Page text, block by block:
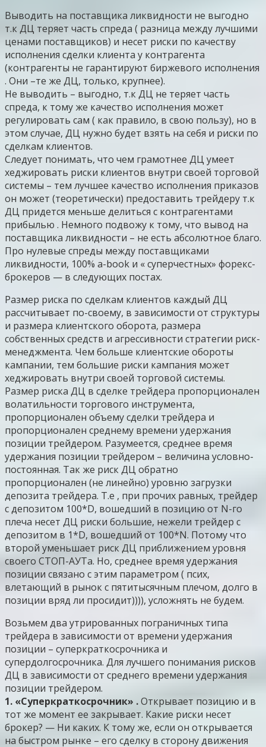
Выводить на поставщика ликвидности не выгодно
т.к ДЦ теряет часть спреда ( разница между лучшими
ценами поставщиков) и несет риски по качеству
исполнения сделки клиента у контрагента
(контрагенты не гарантируют биржевого исполнения
. Они –те же ДЦ, только, крупнее).
Не выводить – выгодно, т.к ДЦ не теряет часть
спреда, к тому же качество исполнения может
регулировать сам ( как правило, в свою пользу), но в
этом случае, ДЦ нужно будет взять на себя и риски по
сделкам клиентов.
Следует понимать, что чем грамотнее ДЦ умеет
хеджировать риски клиентов внутри своей торговой
системы – тем лучшее качество исполнения приказов
он может (теоретически) предоставить трейдеру т.к
ДЦ придется меньше делиться с контрагентами
прибылью . Немного подвожу к тому, что вывод на
поставщика ликвидности – не есть абсолютное благо.
Про нулевые спреды между поставщиками
ликвидности, 100% a-book и « суперчестных» форекс-
брокеров — в следующих постах.
Размер риска по сделкам клиентов каждый ДЦ
рассчитывает по-своему, в зависимости от структуры
и размера клиентского оборота, размера
собственных средств и агрессивности стратегии риск-
менеджмента. Чем больше клиентские обороты
кампании, тем большие риски кампания может
хеджировать внутри своей торговой системы.
Размер риска ДЦ в сделке трейдера пропорционален
волатильности торгового инструмента,
пропорционален объему сделки трейдера и
пропорционален среднему времени удержания
позиции трейдером. Разумеется, среднее время
удержания позиции трейдером – величина условно-
постоянная. Так же риск ДЦ обратно
пропорционален (не линейно) уровню загрузки
депозита трейдера. Т.е , при прочих равных, трейдер
с депозитом 100*D, вошедший в позицию от N-го
плеча несет ДЦ риски большие, нежели трейдер с
депозитом в 1*D, вошедший от 100*N. Потому что
второй уменьшает риск ДЦ приближением уровня
своего СТОП-АУТа. Но, среднее время удержания
позиции связано с этим параметром ( псих,
влетающий в рынок с пятитысячным плечом, долго в
позиции вряд ли просидит)))), усложнять не будем.
Возьмем два утрированных пограничных типа
трейдера в зависимости от времени удержания
позиции – суперкраткосрочника и
супердолгосрочника. Для лучшего понимания рисков
ДЦ в зависимости от среднего времени удержания
позиции трейдером.
1. «Суперкраткосрочник» .Открывает позицию и в
тот же момент ее закрывает. Какие риски несет
брокер? — Ни каких. К тому же, если он открывается
на быстром рынке – его сделку в сторону движения